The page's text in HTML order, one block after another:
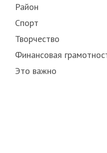
Район
Спорт
Творчество
Финансовая
Это важно